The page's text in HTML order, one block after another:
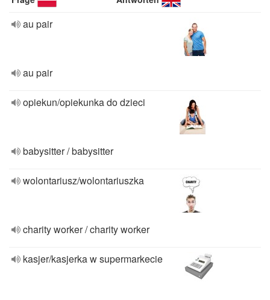
au pair
au pair
opiekun/opiekunka do dzieci
babysitter / babysitter
wolontariusz/wolontariuszka
charity worker / charity worker
kasjer/kasjerka w supermarkecie